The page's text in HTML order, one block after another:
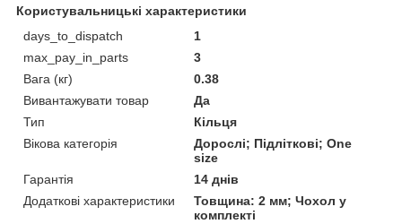
Користувальницькі характеристики
days_to_dispatch
1
max_pay_in_parts
3
Вага (кг)
0.38
Вивантажувати товар
Да
Тип
Кільця
Вікова категорія
Дорослі; Підліткові; One
size
Гарантія
14 днів
Додаткові характеристики
Товщина: 2 мм; Чохол у
комплекті